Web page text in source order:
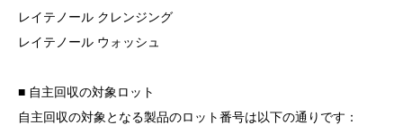
レイテノール クレンジング
レイテノール ウォッシュ
■ 自主回収の対象ロット
自主回収の対象となる製品のロット番号は以下の通りです：